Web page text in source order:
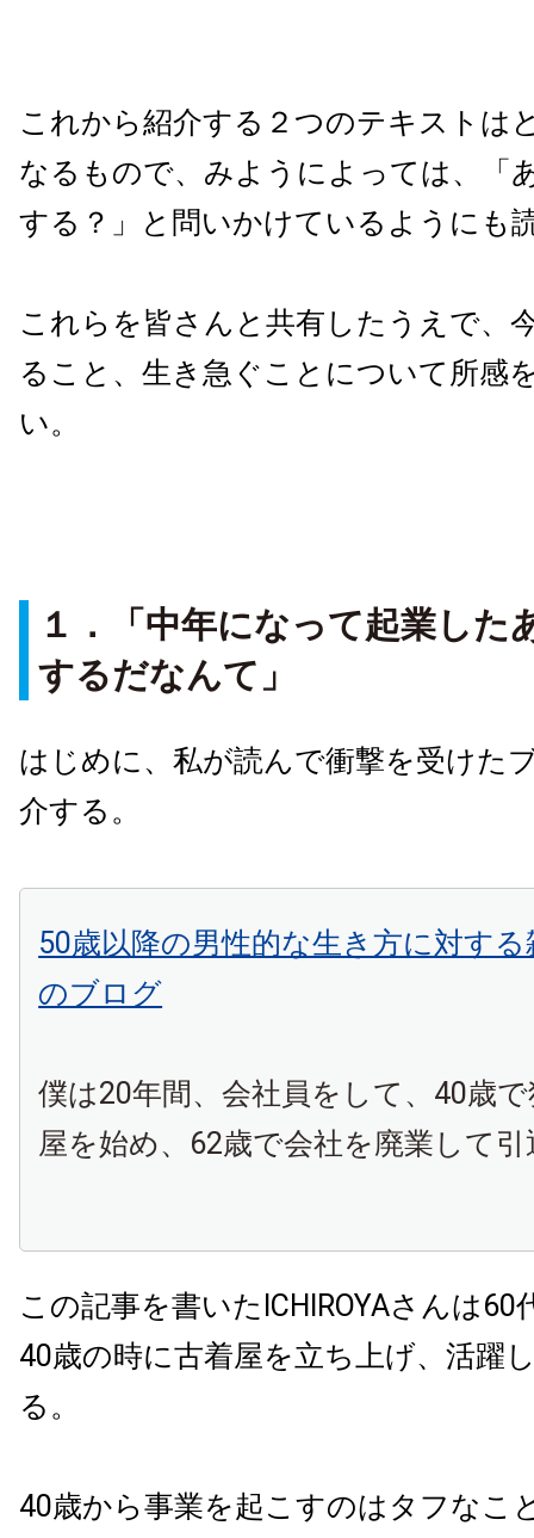
これから紹介する２つのテキストは
なるもので、みようによっては、「
する？」と問いかけているようにも
これらを皆さんと共有したうえで、
ること、生き急ぐことについて所感
い。
１．「中年になって起業した
するだなんて」
はじめに、私が読んで衝撃を受けた
介する。
50歳以降の男性的な生き方に対する
のブログ
僕は20年間、会社員をして、40歳
屋を始め、62歳で会社を廃業して
この記事を書いたICHIROYAさんは60
40歳の時に古着屋を立ち上げ、活躍
る。
40歳から事業を起こすのはタフなこ